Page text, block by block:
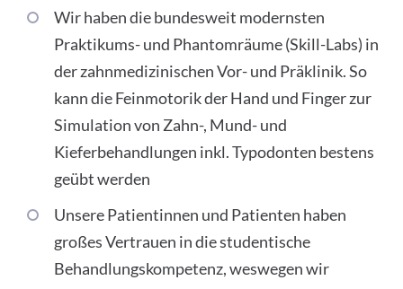
Wir haben die bundesweit modernsten
Praktikums- und Phantomräume (Skill-Labs) in
der zahnmedizinischen Vor- und Präklinik. So
kann die Feinmotorik der Hand und Finger zur
Simulation von Zahn-, Mund- und
Kieferbehandlungen inkl. Typodonten bestens
geübt werden
Unsere Patientinnen und Patienten haben
großes Vertrauen in die studentische
Behandlungskompetenz, weswegen wir